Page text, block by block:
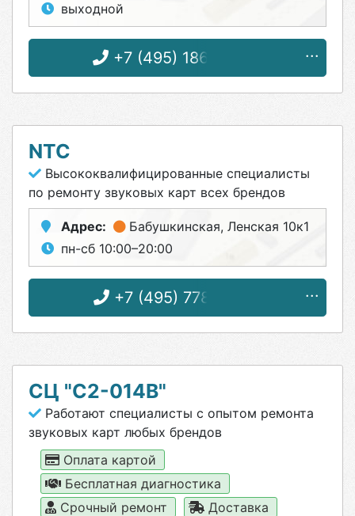
выходной
+7 (495) 186-06-33
NTC
Высококвалифицированные специалисты
по ремонту звуковых карт всех брендов
Адрес: Бабушкинская, Ленская 10к1
пн-сб 10:00–20:00
+7 (495) 778-76-56
СЦ "С2-014B"
Работают специалисты с опытом ремонта
звуковых карт любых брендов
Оплата картой
Бесплатная диагностика
Срочный ремонт
Доставка